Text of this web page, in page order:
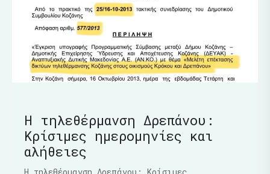
Η τηλεθέρμανση Δρεπάνου:
Κρίσιμες ημερομηνίες και
αλήθειες